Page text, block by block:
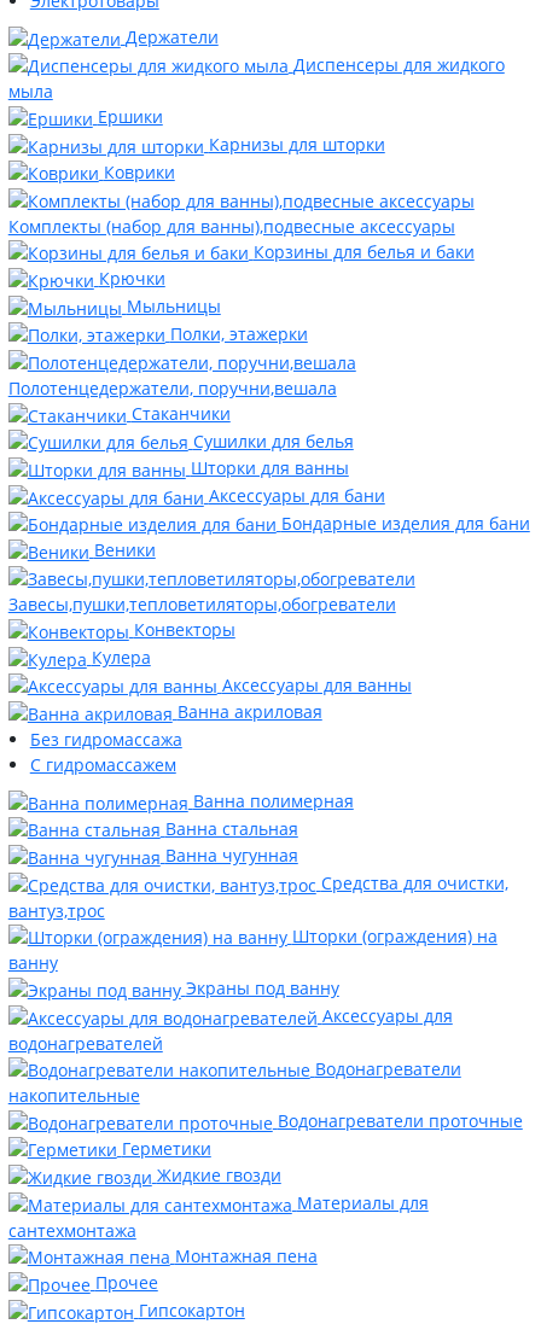
Держатели
Диспенсеры для жидкого
мыла
Ершики
Карнизы для шторки
Коврики
Комплекты (набор для ванны),подвесные аксессуары
Корзины для белья и баки
Крючки
Мыльницы
Полки, этажерки
Полотенцедержатели, поручни,вешала
Стаканчики
Сушилки для белья
Шторки для ванны
Аксессуары для бани
Бондарные изделия для бани
Веники
Завесы,пушки,тепловетиляторы,обогреватели
Конвекторы
Кулера
Аксессуары для ванны
Ванна акриловая
Без гидромассажа
С гидромассажем
Ванна полимерная
Ванна стальная
Ванна чугунная
Средства для очистки,
вантуз,трос
Шторки (ограждения) на
ванну
Экраны под ванну
Аксессуары для
водонагревателей
Водонагреватели
накопительные
Водонагреватели проточные
Герметики
Жидкие гвозди
Материалы для
сантехмонтажа
Монтажная пена
Прочее
Гипсокартон